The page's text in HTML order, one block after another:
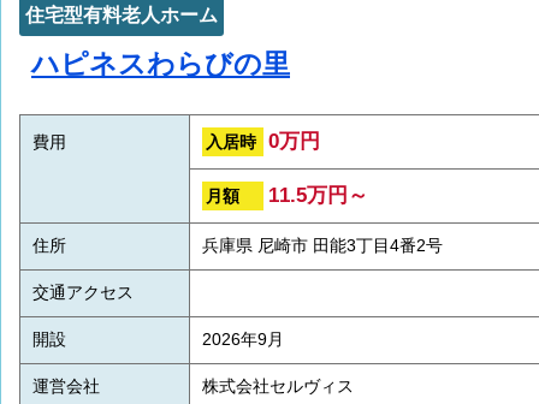
住宅型有料老人ホーム
ハピネスわらびの里
費用 入居時 0万円
月額 11.5万円～
住所 兵庫県 尼崎市 田能3丁目4番2号
交通アクセス
開設 2026年9月
運営会社 株式会社セルヴィス